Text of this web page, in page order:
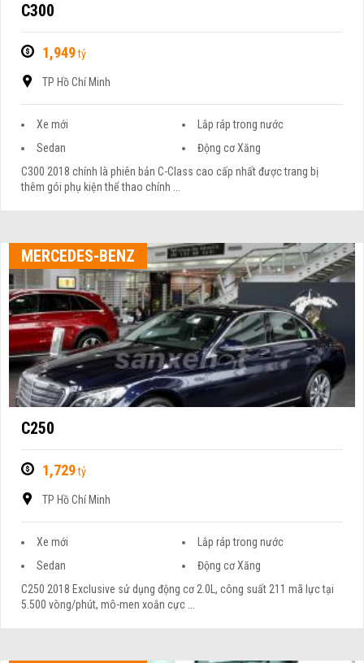
C300
1,949tỷ
TP Hồ Chí Minh
Xe mới
Lắp ráp trong nước
Sedan
Động cơ Xăng
C300 2018 chính là phiên bản C-Class cao cấp nhất được trang bị
thêm gói phụ kiện thể thao chính ...
MERCEDES-BENZ
C250
1,729tỷ
TP Hồ Chí Minh
Xe mới
Lắp ráp trong nước
Sedan
Động cơ Xăng
C250 2018 Exclusive sử dụng động cơ 2.0L, công suất 211 mã lực tại
5.500 vòng/phút, mô-men xoắn cực ...